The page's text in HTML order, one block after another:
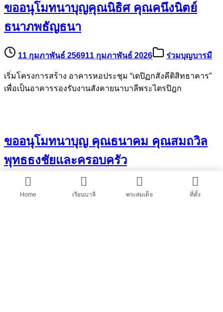
ขออนุโมทนาบุญคุณนิธิศ คุณคนึงนิตย์
ธนาภพธัญธนา
11 กุมภาพันธ์ 256911 กุมภาพันธ์ 2026 ร่วมบุญบารมี
เริ่มโครงการสร้าง อาคารหอประชุม “เตปิฏกสังคีติสิทธาคาร”
เพื่อเป็นอาคารรองรับงานสังคายนาบาลีพระไตรปิฎก
ขออนุโมทนาบุญ คุณธนาคม คุณสมถวิล
พุทธธงชัยและครอบครัว
11 กุมภาพันธ์ 256911 กุมภาพันธ์ 2026 ร่วมบุญบารมี
Home เรียนบาลี พระสมเด็จ ที่ตั้ง